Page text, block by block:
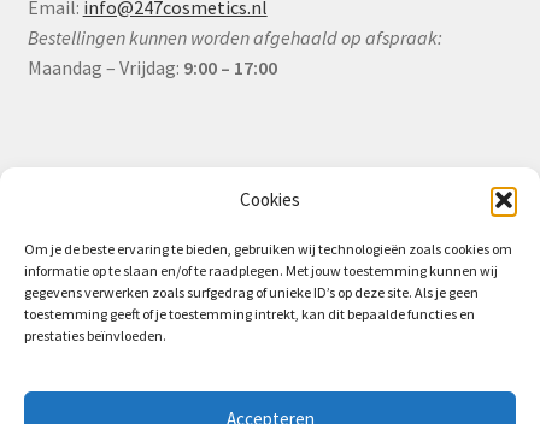
Cookies
Om je de beste ervaring te bieden, gebruiken wij technologieën zoals cookies om
informatie op te slaan en/of te raadplegen. Met jouw toestemming kunnen wij
gegevens verwerken zoals surfgedrag of unieke ID’s op deze site. Als je geen
toestemming geeft of je toestemming intrekt, kan dit bepaalde functies en
prestaties beïnvloeden.
Accepteren
Email: info@247cosmetics.nl
Bestellingen kunnen worden afgehaald op afspraak:
Maandag – Vrijdag: 9:00 – 17:00
Algemene Voorwaarden (B2B)
Privacy & Cookiebeleid